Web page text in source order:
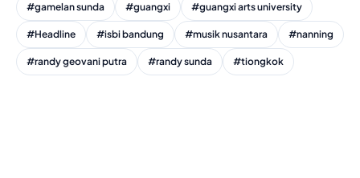
#gamelan sunda #guangxi #guangxi arts university
#Headline #isbi bandung #musik nusantara #nanning
#randy geovani putra #randy sunda #tiongkok